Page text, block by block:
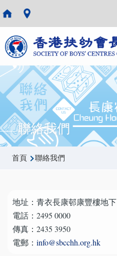
移至主內容
聯絡我們
導
結
首頁 聯絡我們
地址：青衣長康邨康豐樓地下
電話：2495 0000
傳真：2435 3950
電郵： info@sbcchh.org.hk